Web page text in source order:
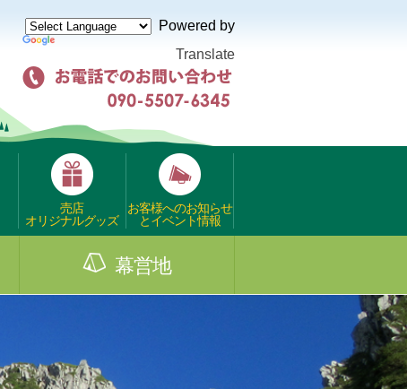
Powered by
Translate
売店
オリジナルグッズ
お客様へのお知らせ
とイベント情報
幕営地